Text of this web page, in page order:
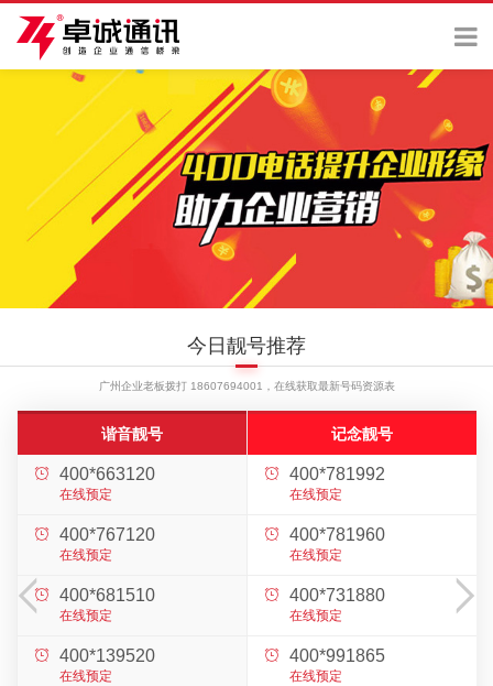
今日靓号推荐
广州企业老板拨打 18607694001，在线获取最新号码资源表
谐音靓号
 400*663120
在线预定
 400*767120
在线预定
 400*681510
在线预定
 400*139520
在线预定
记念靓号
 400*781992
在线预定
 400*781960
在线预定
 400*731880
在线预定
 400*991865
在线预定
 